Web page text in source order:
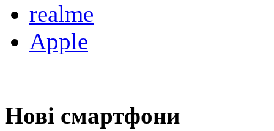
realme
Apple
Нові смартфони